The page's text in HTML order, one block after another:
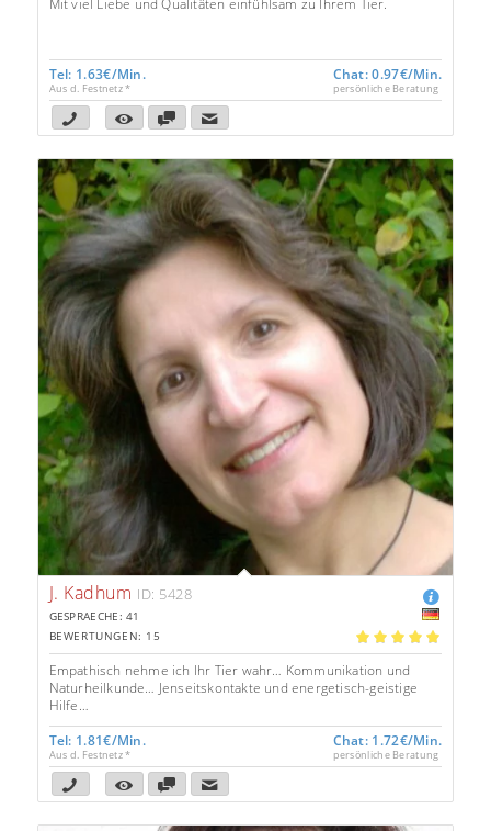
Tel: 1.63€/Min.
Aus d. Festnetz *
Chat: 0.97€/Min.
persönliche Beratung
J. Kadhum ID: 5428
GESPRAECHE: 41
5.00
BEWERTUNGEN: 15
Empathisch nehme ich Ihr Tier wahr… Kommunikation und
Naturheilkunde… Jenseitskontakte und energetisch-geistige
Hilfe…
Tel: 1.81€/Min.
Aus d. Festnetz *
Chat: 1.72€/Min.
persönliche Beratung